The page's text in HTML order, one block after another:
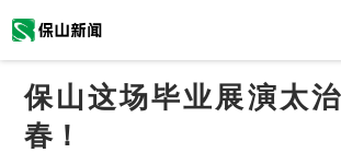
保山这场毕业展演太
春！